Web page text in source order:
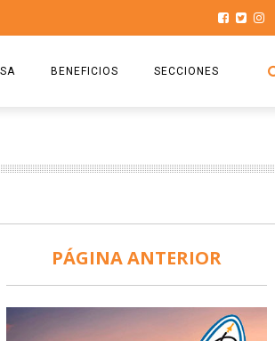
BENEFICIOS
COMISIÓN
DOCUMENTOS
SEGURO DE SEPELIOS
SECCIONES
HISTORIAS DE LUCHA
TURISMO Y RECREACIÓN
PÁGINA ANTERIOR